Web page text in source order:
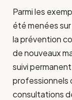
Parmi les
été menées
la prévention
de nouveaux
suivi
professionnels
consultations